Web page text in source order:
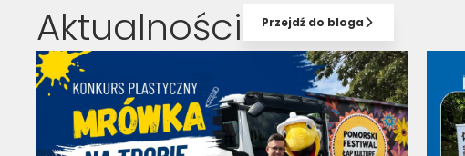
Aktualności Przejdź do bloga